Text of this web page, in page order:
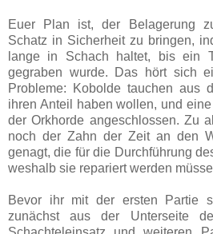
Euer Plan ist, der Belagerung
Schatz in Sicherheit zu bringen,
lange in Schach haltet, bis ein
gegraben wurde. Das hört sich
Probleme: Kobolde tauchen aus
ihren Anteil haben wollen, und
der Orkhorde angeschlossen. Zu
noch der Zahn der Zeit an den
genagt, die für die Durchführung
weshalb sie repariert werden
Bevor ihr mit der ersten Partie
zunächst aus der Unterseite